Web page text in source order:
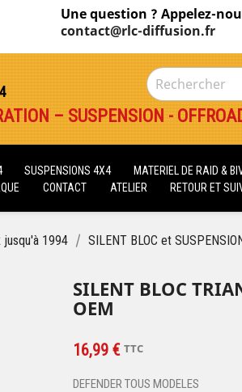
Une question ? Appelez-
contact@rlc-diffusion.fr
– SUSPENSION -
SUSPENSIONS 4X4
MATERIEL DE RAID &
CONTACT ATELIER RETOUR ET
jusqu'à 1994
SILENT BLOC et
SILENT BLOC
OEM
16,99 € TTC
DEFENDER TOUS MODELES